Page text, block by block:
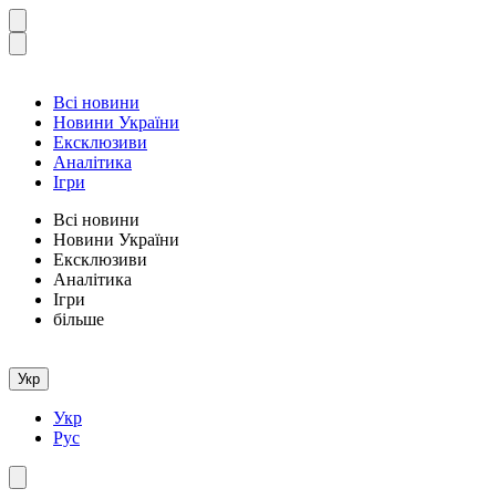
Всі новини
Новини України
Ексклюзиви
Аналітика
Ігри
Всі новини
Новини України
Ексклюзиви
Аналітика
Ігри
більше
Укр
Укр
Рус